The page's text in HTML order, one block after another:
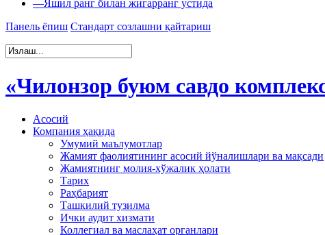
—Яшил ранг билан жигарранг устида
Панель ёпиш Стандарт созлашни қайтариш
«Чилонзор буюм савдо
Асосий
Компания ҳақида
Умумий маълумотлар
Жамият фаолиятининг асосий йўналишлари ва мақсади
Жамиятнинг молия-хўжалик ҳолати
Тарих
Раҳбарият
Ташкилий тузилма
Ички аудит хизмати
Коллегиал ва маслаҳат органлари